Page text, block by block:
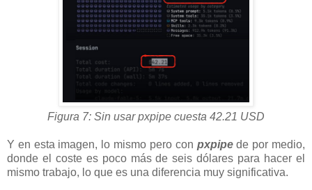
Figura 7: Sin usar pxpipe cuesta 42.21 USD
Y en esta imagen, lo mismo pero con pxpipede por medio,
donde el coste es poco más de seis dólares para hacer el
mismo trabajo, lo que es una diferencia muy significativa.